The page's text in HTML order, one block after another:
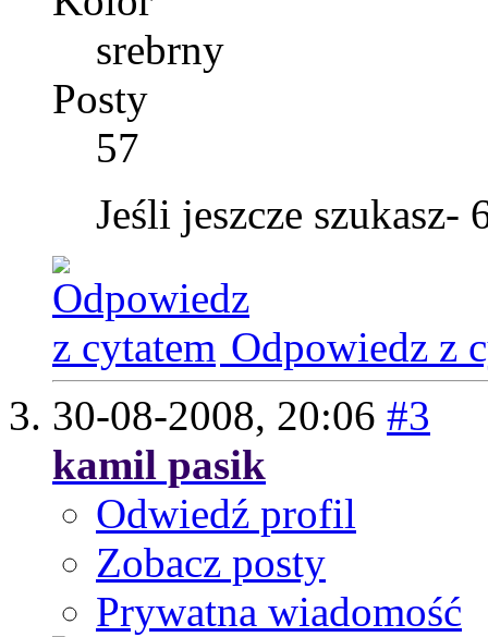
srebrny
Posty
57
Jeśli jeszcze
Odpowiedz z
30-08-2008, 20:06 #3
kamil pasik
Odwiedź profil
Zobacz posty
Prywatna wiadomość